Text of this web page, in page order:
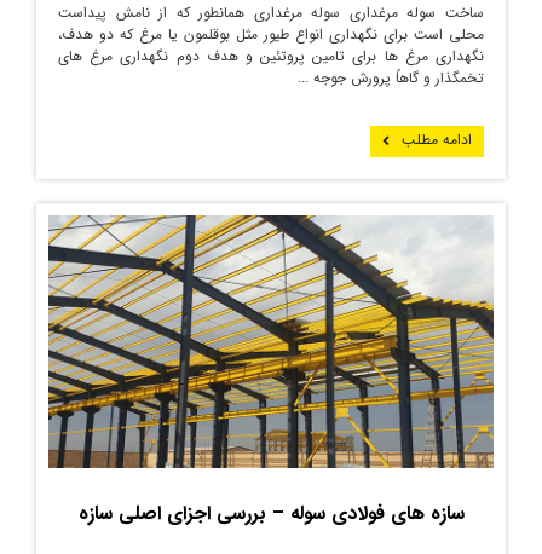
ساخت سوله مرغداری سوله مرغداری همانطور که از نامش پیداست
محلی است برای نگهداری انواع طیور مثل بوقلمون یا مرغ که دو هدف،
نگهداری مرغ ها برای تامین پروتئین و هدف دوم نگهداری مرغ های
تخمگذار و گاهاً پرورش جوجه ...
ادامه مطلب
سازه‌ های فولادی سوله – بررسی اجزای اصلی سازه